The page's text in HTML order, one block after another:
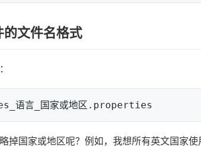
的文件名格式
掉国家或地区呢？例如，我想所有英文国家使